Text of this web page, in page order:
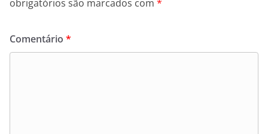
obrigatórios são marcados com *
Comentário *